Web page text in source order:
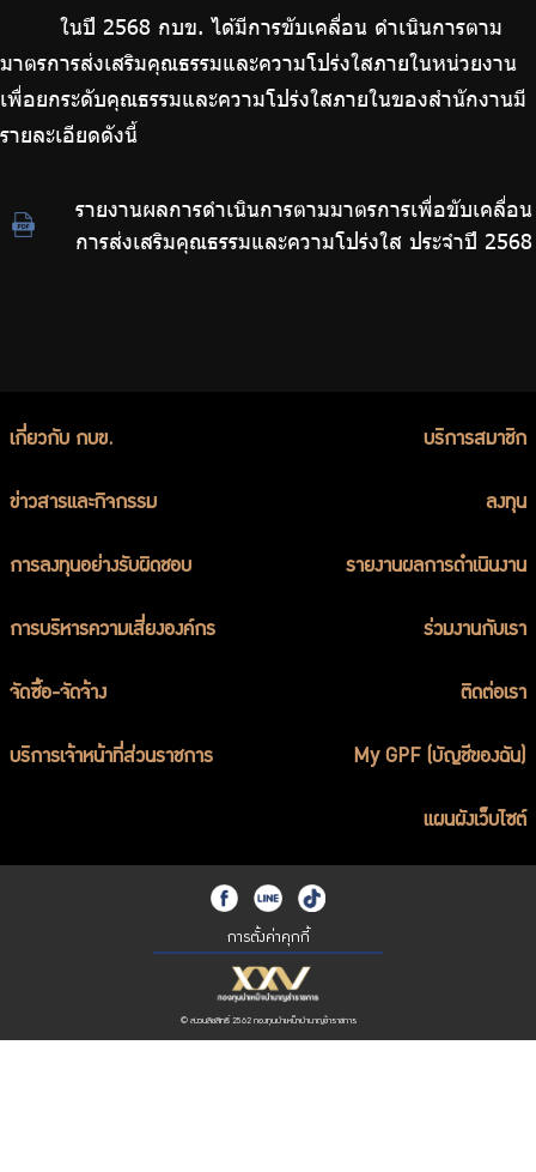
ในปี 2568 กบข. ได้มีการขับเคลื่อน ดำเนินการตาม
มาตรการส่งเสริมคุณธรรมและความโปร่งใสภายในหน่วยงาน
เพื่อยกระดับคุณธรรมและความโปร่งใสภายในของสำนักงานมี
รายละเอียดดังนี้
รายงานผลการดำเนินการตามมาตรการเพื่อขับเคลื่อน
การส่งเสริมคุณธรรมและความโปร่งใส ประจำปี 2568
เกี่ยวกับ กบข. บริการสมาชิก
ข่าวสารและกิจกรรม ลงทุน
การลงทุนอย่างรับผิดชอบ รายงานผลการดำเนินงาน
การบริหารความเสี่ยงองค์กร ร่วมงานกับเรา
จัดซื้อ-จัดจ้าง ติดต่อเรา
บริการเจ้าหน้าที่ส่วนราชการ My GPF (บัญชีของฉัน)
แผนผังเว็บไซต์
การตั้งค่าคุกกี้
© สงวนลิขสิทธิ์ 2562 กองทุนบำเหน็จบำนาญข้าราชการ